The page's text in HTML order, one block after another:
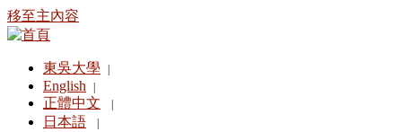
移至主內容
東吳大學
English
正體中文
日本語